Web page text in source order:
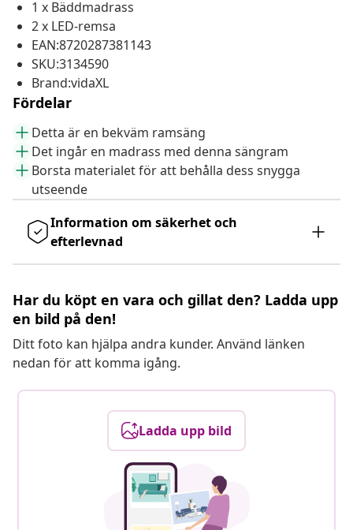
1 x Bäddmadrass
2 x LED-remsa
EAN:8720287381143
SKU:3134590
Brand:vidaXL
Fördelar
Detta är en bekväm ramsäng
Det ingår en madrass med denna sängram
Borsta materialet för att behålla dess snygga
utseende
Information om säkerhet och
efterlevnad
Har du köpt en vara och gillat den? Ladda upp
en bild på den!
Ditt foto kan hjälpa andra kunder. Använd länken
nedan för att komma igång.
Ladda upp bild